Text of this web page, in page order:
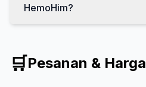
HemoHim?
🛒Pesanan & Harga